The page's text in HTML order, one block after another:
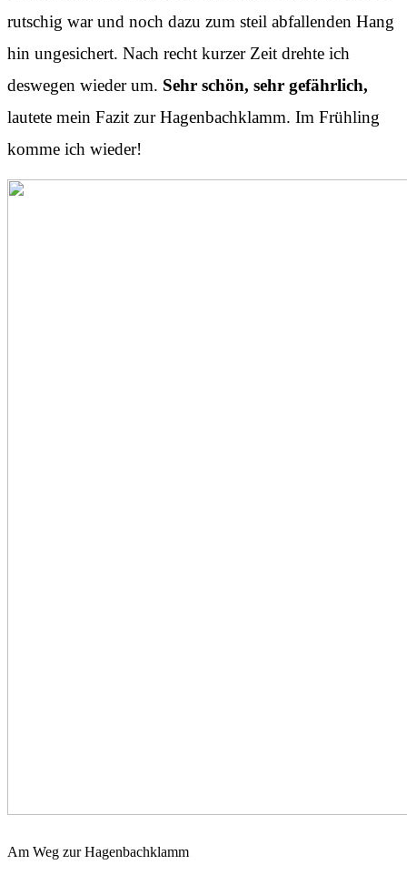
rutschig war und noch dazu zum steil abfallenden Hang
hin ungesichert. Nach recht kurzer Zeit drehte ich
deswegen wieder um. Sehr schön, sehr gefährlich,
lautete mein Fazit zur Hagenbachklamm. Im Frühling
komme ich wieder!
Am Weg zur Hagenbachklamm